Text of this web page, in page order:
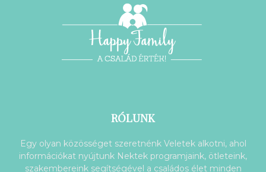
RÓLUNK
Egy olyan közösséget szeretnénk Veletek alkotni, ahol
információkat nyújtunk Nektek programjaink, ötleteink,
szakembereink segítségével a családos élet minden